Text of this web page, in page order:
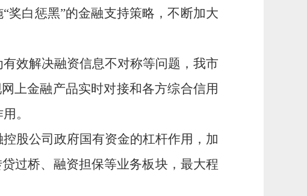
奖白惩黑”的金融支持策略，不断加大
有效解决融资信息不对称等问题，我市
上金融产品实时对接和各方综合信用
。
股公司政府国有资金的杠杆作用，加
过桥、融资担保等业务板块，最大程